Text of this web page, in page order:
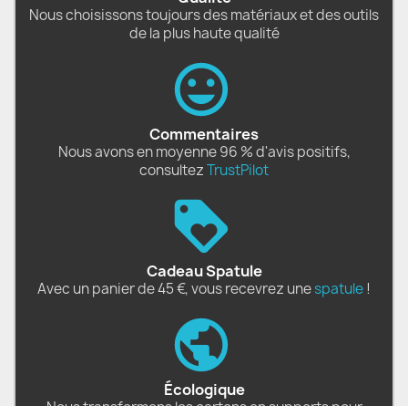
Nous choisissons toujours des matériaux et des outils
de la plus haute qualité
Commentaires
Nous avons en moyenne 96 % d'avis positifs,
consultezTrustPilot
Cadeau Spatule
Avec un panier de 45 €, vous recevrez unespatule !
Écologique